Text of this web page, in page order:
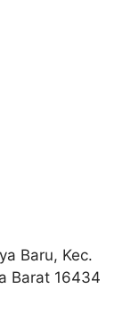
Baru, Kec.
Barat 16434